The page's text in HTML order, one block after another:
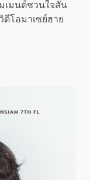
เมนต์ชวนใจสั่น
โอมาเซย์ฮาย